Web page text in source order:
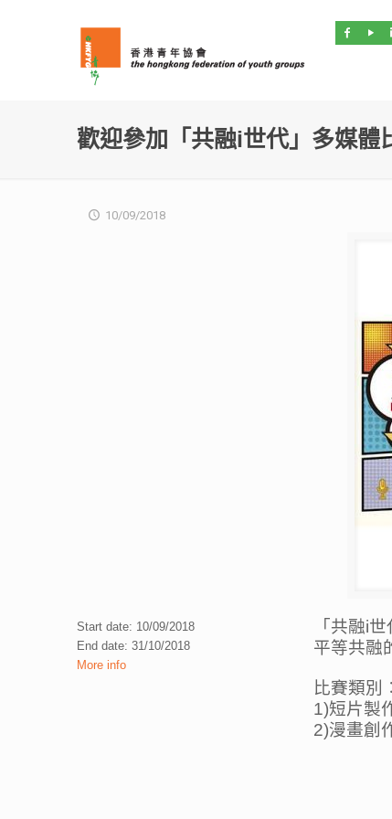
歡迎參加「共融i世代」多媒體
10/09/2018
Start date: 10/09/2018
End date: 31/10/2018
More info
「共融i
平等共融
比賽類別︰
1)短片製
2)漫畫創